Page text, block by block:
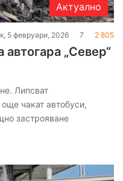
Актуално
5 февруари, 2026 7 2 805
автогара „Север“
Липсват
чакат автобуси,
застрояване